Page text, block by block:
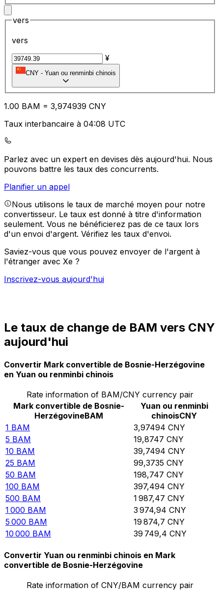
vers
vers
¥
CNY - Yuan ou renminbi chinois
1.00 BAM = 3,974939 CNY
Taux interbancaire à 04:08 UTC
Parlez avec un expert en devises dès aujourd'hui. Nous
pouvons battre les taux des concurrents.
Planifier un appel
Nous utilisons le taux de marché moyen pour notre
convertisseur. Le taux est donné à titre d'information
seulement. Vous ne bénéficierez pas de ce taux lors
d'un envoi d'argent. Vérifiez les taux d'envoi.
Saviez-vous que vous pouvez envoyer de l'argent à
l'étranger avec Xe ?
Inscrivez-vous aujourd'hui
Le taux de change de BAM vers CNY
aujourd'hui
Convertir Mark convertible de Bosnie-Herzégovine
en Yuan ou renminbi chinois
Rate information of BAM/CNY currency pair
Mark convertible de Bosnie-
HerzégovineBAM
Yuan ou renminbi
chinoisCNY
1 BAM 3,97494 CNY
5 BAM 19,8747 CNY
10 BAM 39,7494 CNY
25 BAM 99,3735 CNY
50 BAM 198,747 CNY
100 BAM 397,494 CNY
500 BAM 1 987,47 CNY
1 000 BAM 3 974,94 CNY
5 000 BAM 19 874,7 CNY
10 000 BAM 39 749,4 CNY
Convertir Yuan ou renminbi chinois en Mark
convertible de Bosnie-Herzégovine
Rate information of CNY/BAM currency pair